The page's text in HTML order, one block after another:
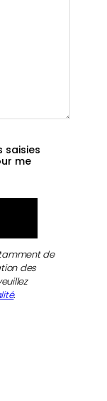
saisies
me
de
des
.